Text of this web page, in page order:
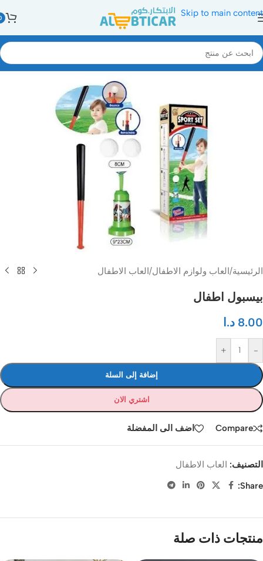
Skip to main content
الرئيسية/العاب ولوازم الاطفال/العاب الاطفال
بيسبول اطفال
8.00 د.ا
-
+
إضافة إلى السلة
اشتري الان
Compare اضف الى المفضلة
التصنيف: العاب الاطفال
Share:
منتجات ذات صلة